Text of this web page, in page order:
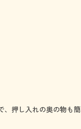
押し入れの奥の物も